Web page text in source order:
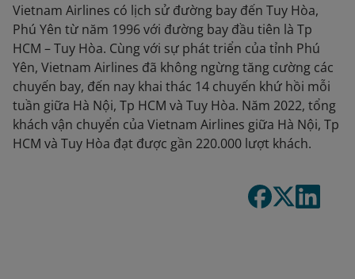
Vietnam Airlines có lịch sử đường bay đến Tuy Hòa,
Phú Yên từ năm 1996 với đường bay đầu tiên là Tp
HCM – Tuy Hòa. Cùng với sự phát triển của tỉnh Phú
Yên, Vietnam Airlines đã không ngừng tăng cường các
chuyến bay, đến nay khai thác 14 chuyến khứ hồi mỗi
tuần giữa Hà Nội, Tp HCM và Tuy Hòa. Năm 2022, tổng
khách vận chuyển của Vietnam Airlines giữa Hà Nội, Tp
HCM và Tuy Hòa đạt được gần 220.000 lượt khách.